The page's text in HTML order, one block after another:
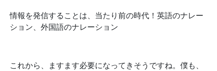
情報を発信することは、当たり前の時代！英語のナレー
ション、外国語のナレーション
これから、ますます必要になってきそうですね。僕も、